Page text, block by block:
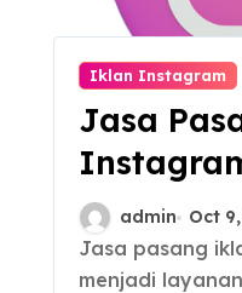
Iklan Instagram
Jasa
untuk
Murah
admin Oct
Jasa pasang iklan di Instagram
menjadi